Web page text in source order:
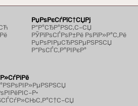
РџРѕРєСѓРїС†СЏРј
Р“Р°СЂР°РЅС‚С–СЏ
РЎРїРѕСЃРѕР±Рё РѕРїР»Р°С‚Рё
РџРѕРІРµСЂРЅРµРЅРЅСЏ
Р”РѕСЃС‚Р°РІРєР°